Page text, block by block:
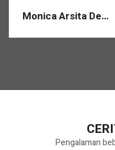
Monica Arsita Dewi,
Pengalaman